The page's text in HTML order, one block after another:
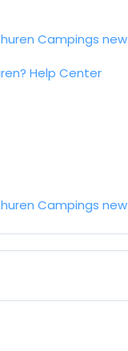
Campings new
Help Center
Campings new